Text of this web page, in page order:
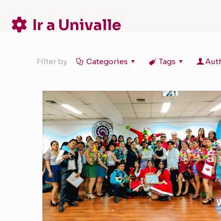
Ir a Univalle
Filter by Categories Tags